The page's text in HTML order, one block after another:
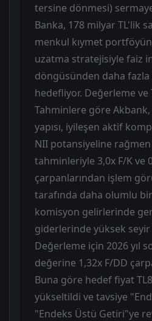
tersine dönmesi)
Banka, 178 milyar TL'lik
menkul kıymet
uzatma stratejisiyle faiz
döngüsünden daha fazla
hedefliyor. Değerleme ve
Tahminlere göre
yapısı, iyileşen aktif
NII potansiyeline
tahminleriyle 3,0x F/K ve
çarpanlarından işlem
tarafında daha olumlu
komisyon gelirlerinde
giderlerinde yüksek seyir
Değerleme için 2026 yıl
değerine 1,32x F/DD
Buna göre hedef fiyat
yükseltildi ve tavsiye
"Endeks Üstü Getiri"ye